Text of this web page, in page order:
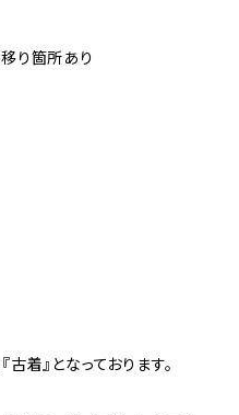
り箇所あり
着』となっております。